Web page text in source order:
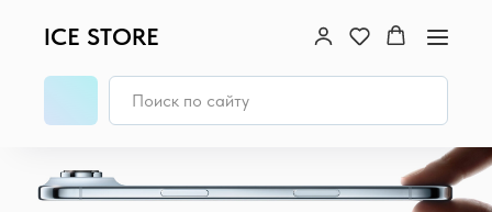
ICE STORE